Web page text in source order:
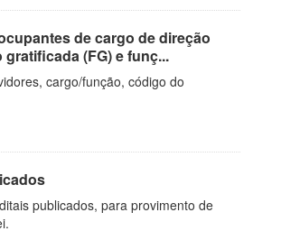
de cargo de direção
gratificada (FG) e funç...
cargo/função, código do
publicados, para provimento de